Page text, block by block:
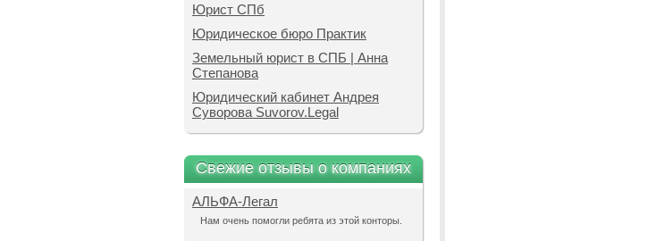
Юрист СПб
Юридическое бюро Практик
Земельный юрист в СПБ | Анна
Степанова
Юридический кабинет Андрея
Суворова Suvorov.Legal
Свежие отзывы о компаниях
АЛЬФА-Легал
Нам очень помогли ребята из этой конторы.